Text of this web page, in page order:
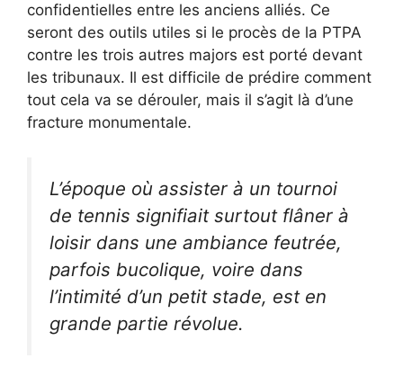
confidentielles entre les anciens alliés. Ce
seront des outils utiles si le procès de la PTPA
contre les trois autres majors est porté devant
les tribunaux. Il est difficile de prédire comment
tout cela va se dérouler, mais il s’agit là d’une
fracture monumentale.
L’époque où assister à un tournoi
de tennis signifiait surtout flâner à
loisir dans une ambiance feutrée,
parfois bucolique, voire dans
l’intimité d’un petit stade, est en
grande partie révolue.